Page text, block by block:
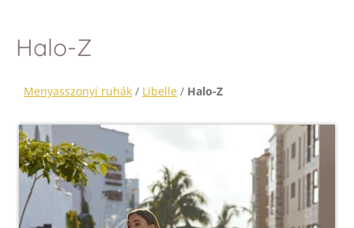
Halo-Z
Menyasszonyi ruhák / Libelle / Halo-Z